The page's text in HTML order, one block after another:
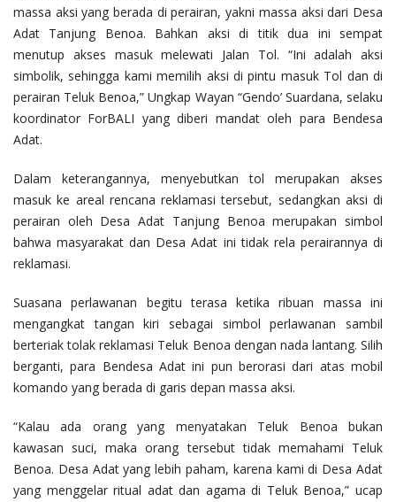
massa aksi yang berada di perairan, yakni massa aksi dari Desa
Adat Tanjung Benoa. Bahkan aksi di titik dua ini sempat
menutup akses masuk melewati Jalan Tol. “Ini adalah aksi
simbolik, sehingga kami memilih aksi di pintu masuk Tol dan di
perairan Teluk Benoa,” Ungkap Wayan “Gendo’ Suardana, selaku
koordinator ForBALI yang diberi mandat oleh para Bendesa
Adat.
Dalam keterangannya, menyebutkan tol merupakan akses
masuk ke areal rencana reklamasi tersebut, sedangkan aksi di
perairan oleh Desa Adat Tanjung Benoa merupakan simbol
bahwa masyarakat dan Desa Adat ini tidak rela perairannya di
reklamasi.
Suasana perlawanan begitu terasa ketika ribuan massa ini
mengangkat tangan kiri sebagai simbol perlawanan sambil
berteriak tolak reklamasi Teluk Benoa dengan nada lantang. Silih
berganti, para Bendesa Adat ini pun berorasi dari atas mobil
komando yang berada di garis depan massa aksi.
“Kalau ada orang yang menyatakan Teluk Benoa bukan
kawasan suci, maka orang tersebut tidak memahami Teluk
Benoa. Desa Adat yang lebih paham, karena kami di Desa Adat
yang menggelar ritual adat dan agama di Teluk Benoa,” ucap